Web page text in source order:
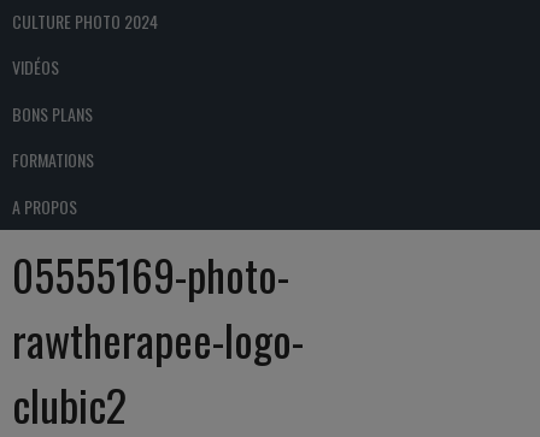
CULTURE PHOTO 2024
VIDÉOS
BONS PLANS
FORMATIONS
A PROPOS
05555169-photo-
rawtherapee-logo-
clubic2